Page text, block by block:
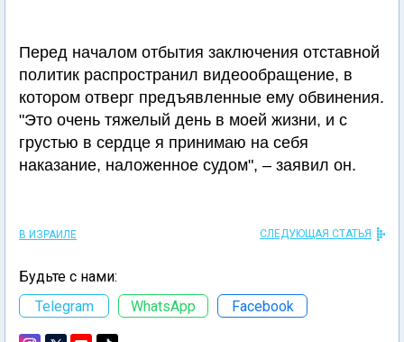
Перед началом отбытия заключения отставной
политик распространил видеообращение, в
котором отверг предъявленные ему обвинения.
"Это очень тяжелый день в моей жизни, и с
грустью в сердце я принимаю на себя
наказание, наложенное судом", – заявил он.
В ИЗРАИЛЕ СЛЕДУЮЩАЯ СТАТЬЯ
Будьте с нами:
Telegram
WhatsApp Facebook